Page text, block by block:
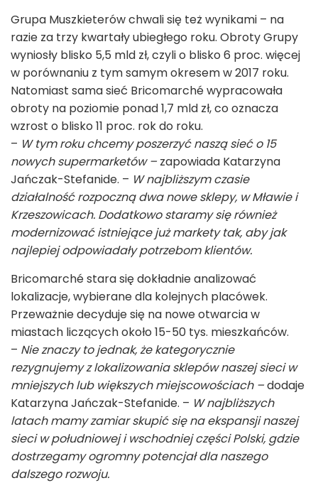
Grupa Muszkieterów chwali się też wynikami – na
razie za trzy kwartały ubiegłego roku. Obroty Grupy
wyniosły blisko 5,5 mld zł, czyli o blisko 6 proc. więcej
w porównaniu z tym samym okresem w 2017 roku.
Natomiast sama sieć Bricomarché wypracowała
obroty na poziomie ponad 1,7 mld zł, co oznacza
wzrost o blisko 11 proc. rok do roku.
– W tym roku chcemy poszerzyć naszą sieć o 15
nowych supermarketów – zapowiada Katarzyna
Jańczak-Stefanide. – W najbliższym czasie
działalność rozpoczną dwa nowe sklepy, w Mławie i
Krzeszowicach. Dodatkowo staramy się również
modernizować istniejące już markety tak, aby jak
najlepiej odpowiadały potrzebom klientów.
Bricomarché stara się dokładnie analizować
lokalizacje, wybierane dla kolejnych placówek.
Przeważnie decyduje się na nowe otwarcia w
miastach liczących około 15-50 tys. mieszkańców.
– Nie znaczy to jednak, że kategorycznie
rezygnujemy z lokalizowania sklepów naszej sieci w
mniejszych lub większych miejscowościach –dodaje
Katarzyna Jańczak-Stefanide. – W najbliższych
latach mamy zamiar skupić się na ekspansji naszej
sieci w południowej i wschodniej części Polski, gdzie
dostrzegamy ogromny potencjał dla naszego
dalszego rozwoju.